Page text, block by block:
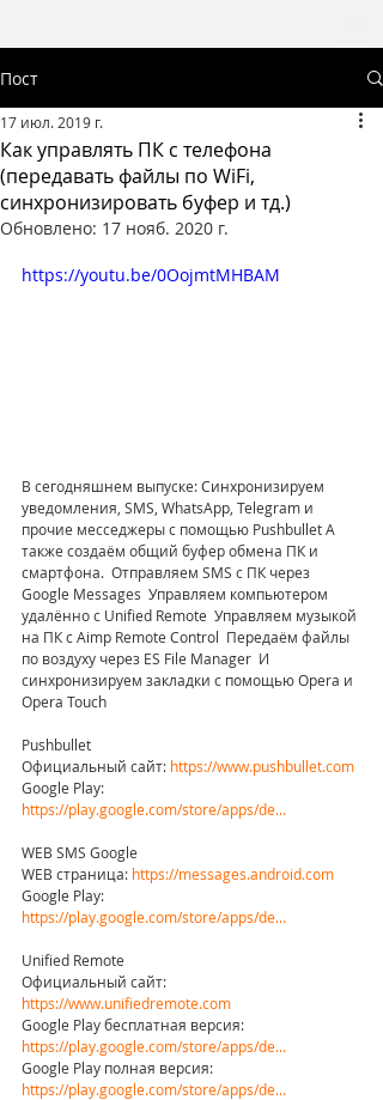
Пост
Как управлять ПК с телефона
(передавать файлы по WiFi,
синхронизировать буфер и тд.)
17 июл. 2019 г.
Обновлено: 17 нояб. 2020 г.
https://youtu.be/0OojmtMHBAM
В сегодняшнем выпуске: Синхронизируем
уведомления, SMS, WhatsApp, Telegram и
прочие месседжеры с помощью Pushbullet А
также создаём общий буфер обмена ПК и
смартфона.  Отправляем SMS c ПК через
Google Messages  Управляем компьютером
удалённо с Unified Remote  Управляем музыкой
на ПК с Aimp Remote Control  Передаём файлы
по воздуху через ES File Manager  И
синхронизируем закладки с помощью Opera и
Opera Touch
Pushbullet
Официальный сайт: https://www.pushbullet.com
Google Play:
https://play.google.com/store/apps/de...
WEB SMS Google
WEB страница: https://messages.android.com
Google Play:
https://play.google.com/store/apps/de...
Unified Remote
Официальный сайт:
https://www.unifiedremote.com
Google Play бесплатная версия:
https://play.google.com/store/apps/de...
Google Play полная версия:
https://play.google.com/store/apps/de...